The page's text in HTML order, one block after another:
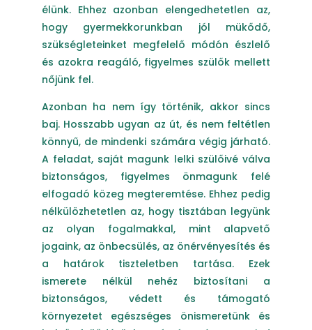
élünk. Ehhez azonban elengedhetetlen az,
hogy gyermekkorunkban jól mükődő,
szükségleteinket megfelelő módón észlelő
és azokra reagáló, figyelmes szülők mellett
nőjünk fel.
Azonban ha nem így történik, akkor sincs
baj. Hosszabb ugyan az út, és nem feltétlen
könnyű, de mindenki számára végig járható.
A feladat, saját magunk lelki szülőivé válva
biztonságos, figyelmes önmagunk felé
elfogadó közeg megteremtése. Ehhez pedig
nélkülözhetetlen az, hogy tisztában legyünk
az olyan fogalmakkal, mint alapvető
jogaink, az önbecsülés, az önérvényesítés és
a határok tiszteletben tartása. Ezek
ismerete nélkül nehéz biztosítani a
biztonságos, védett és támogató
környezetet egészséges önismeretünk és